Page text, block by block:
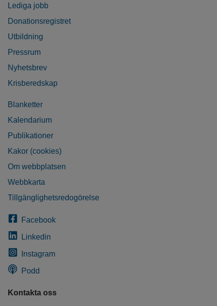
Lediga jobb
Donationsregistret
Utbildning
Pressrum
Nyhetsbrev
Krisberedskap
Blanketter
Kalendarium
Publikationer
Kakor (cookies)
Om webbplatsen
Webbkarta
Tillgänglighetsredogörelse
Facebook
Linkedin
Instagram
Podd
Kontakta oss